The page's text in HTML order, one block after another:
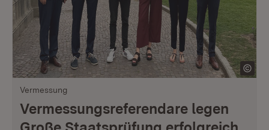
Vermessung
Vermessungsreferendare legen